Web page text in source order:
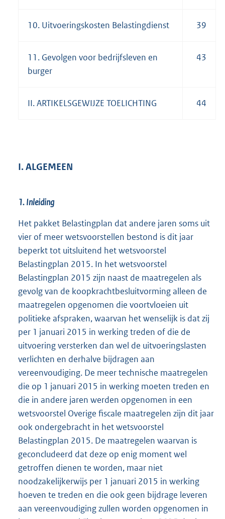
10. Uitvoeringskosten Belastingdienst 39
11. Gevolgen voor bedrijfsleven en
burger
43
II. ARTIKELSGEWIJZE TOELICHTING 44
I. ALGEMEEN
1. Inleiding
Het pakket Belastingplan dat andere jaren soms uit
vier of meer wetsvoorstellen bestond is dit jaar
beperkt tot uitsluitend het wetsvoorstel
Belastingplan 2015. In het wetsvoorstel
Belastingplan 2015 zijn naast de maatregelen als
gevolg van de koopkrachtbesluitvorming alleen de
maatregelen opgenomen die voortvloeien uit
politieke afspraken, waarvan het wenselijk is dat zij
per 1 januari 2015 in werking treden of die de
uitvoering versterken dan wel de uitvoeringslasten
verlichten en derhalve bijdragen aan
vereenvoudiging. De meer technische maatregelen
die op 1 januari 2015 in werking moeten treden en
die in andere jaren werden opgenomen in een
wetsvoorstel Overige fiscale maatregelen zijn dit jaar
ook ondergebracht in het wetsvoorstel
Belastingplan 2015. De maatregelen waarvan is
geconcludeerd dat deze op enig moment wel
getroffen dienen te worden, maar niet
noodzakelijkerwijs per 1 januari 2015 in werking
hoeven te treden en die ook geen bijdrage leveren
aan vereenvoudiging zullen worden opgenomen in